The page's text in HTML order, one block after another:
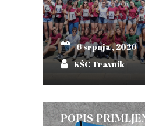
6 srpnja, 2026
KŠC Travnik
POPIS